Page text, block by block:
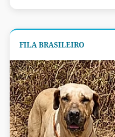
FILA BRASILEIRO